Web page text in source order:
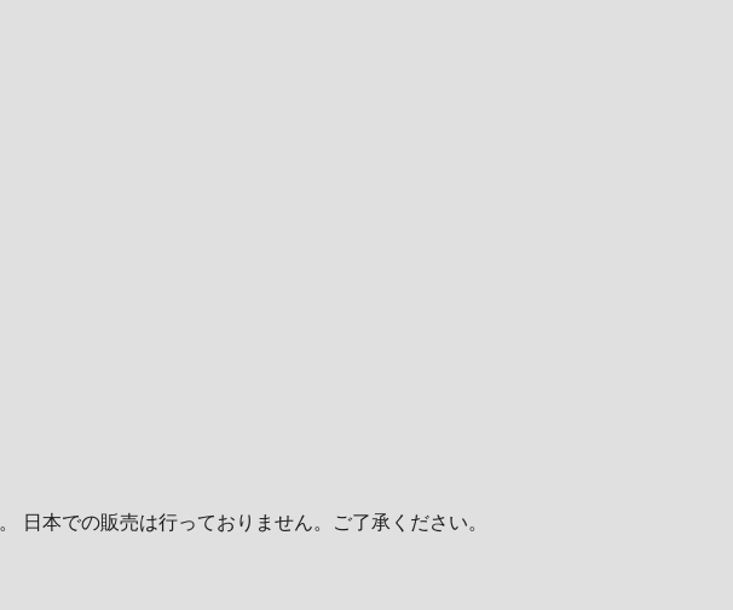
。 日本での販売は行っておりません。ご了承ください。